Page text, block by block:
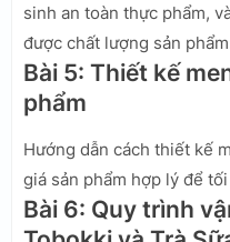
sinh an toàn thực phẩm,
được chất lượng sản
Bài 5: Thiết kế
phẩm
Hướng dẫn cách thiết kế
giá sản phẩm hợp lý để
Bài 6: Quy trình